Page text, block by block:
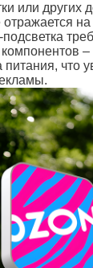
или других
на
подсветка
–
питания, что